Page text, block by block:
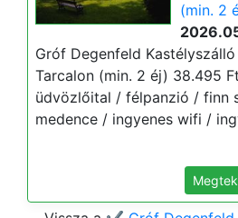
(min. 2
Gróf Degenfeld
Tarcalon (min. 2 éj) 38.495
üdvözlőital / félpanzió / finn
medence / ingyenes wifi /